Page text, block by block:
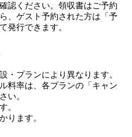
認ください。領収書はご予約
、ゲスト予約された方は「予
発行できます。
・プランにより異なります。
料率は、各プランの「キャン
い。
。
ります。